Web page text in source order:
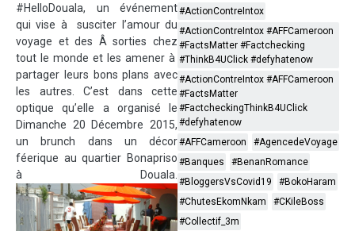
#HelloDouala, un événement
qui vise à susciter l’amour du
voyage et des Â sorties chez
tout le monde et les amener à
partager leurs bons plans avec
les autres. C’est dans cette
optique qu’elle a organisé le
Dimanche 20 Décembre 2015,
un brunch dans un décor
féerique au quartier Bonapriso
à Douala.
#ActionContreIntox
#ActionContreIntox #AFFCameroon
#FactsMatter #Factchecking
#ThinkB4UClick #defyhatenow
#ActionContreIntox #AFFCameroon
#FactsMatter
#FactcheckingThinkB4UClick
#defyhatenow
#AFFCameroon
#AgencedeVoyage
#Banques
#BenanRomance
#BloggersVsCovid19
#BokoHaram
#ChutesEkomNkam
#CKileBoss
#Collectif_3m